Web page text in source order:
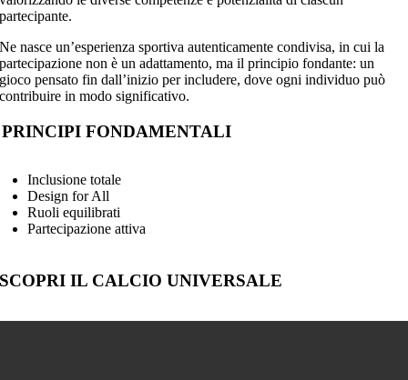
partecipante.
Ne nasce un’esperienza sportiva autenticamente condivisa, in cui la
partecipazione non è un adattamento, ma il principio fondante: un
gioco pensato fin dall’inizio per includere, dove ogni individuo può
contribuire in modo significativo.
FONDAMENTALI
Inclusione totale
Design for All
Ruoli equilibrati
Partecipazione attiva
SCOPRI IL CALCIO UNIVERSALE